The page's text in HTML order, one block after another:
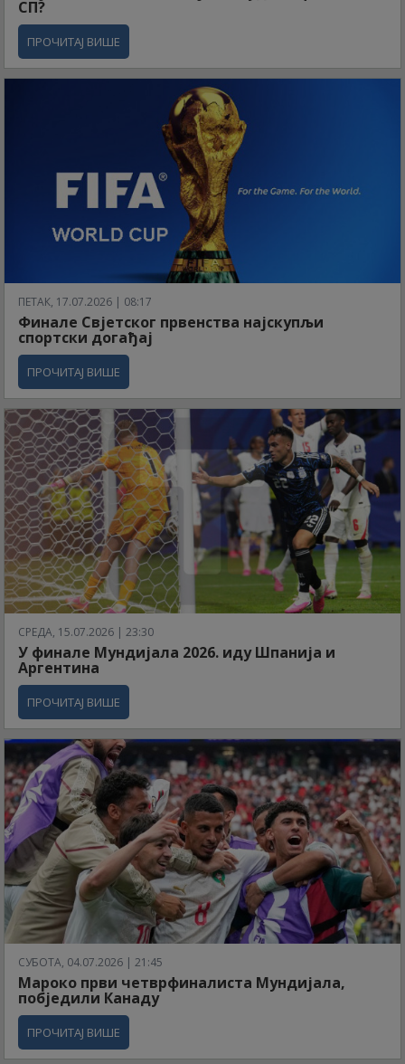
СП?
ПРОЧИТАЈ ВИШЕ
ПЕТАК, 17.07.2026 | 08:17
Финале Свјетског првенства најскупљи
спортски догађај
ПРОЧИТАЈ ВИШЕ
СРЕДА, 15.07.2026 | 23:30
У финале Мундијала 2026. иду Шпанија и
Аргентина
ПРОЧИТАЈ ВИШЕ
СУБОТА, 04.07.2026 | 21:45
Мароко први четврфиналиста Мундијала,
побједили Канаду
ПРОЧИТАЈ ВИШЕ